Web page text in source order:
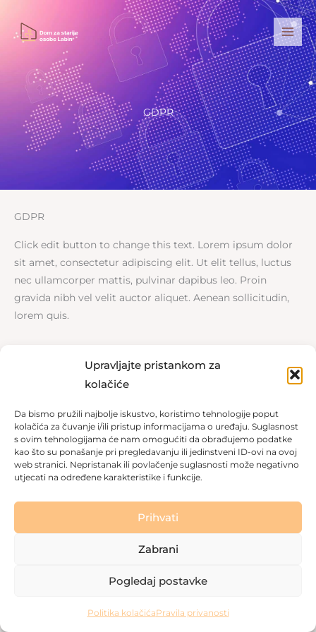
Upravljajte pristankom za
kolačiće
Da bismo pružili najbolje iskustvo, koristimo tehnologije poput
kolačića za čuvanje i/ili pristup informacijama o uređaju. Suglasnost
s ovim tehnologijama će nam omogućiti da obrađujemo podatke
kao što su ponašanje pri pregledavanju ili jedinstveni ID-ovi na ovoj
web stranici. Nepristanak ili povlačenje suglasnosti može negativno
utjecati na određene karakteristike i funkcije.
Prihvati
Zabrani
Pogledaj postavke
Politika kolačićaPravila privanosti
content
GDPR
GDPR
Click edit button to change this text. Lorem ipsum dolor
sit amet, consectetur adipiscing elit. Ut elit tellus, luctus
nec ullamcorper mattis, pulvinar dapibus leo. Proin
gravida nibh vel velit auctor aliquet. Aenean sollicitudin,
lorem quis.
Copyright © 2026 Dom za starije osobe Labin
privatnosti
Politika kolačića
Made with love byGobo Digital